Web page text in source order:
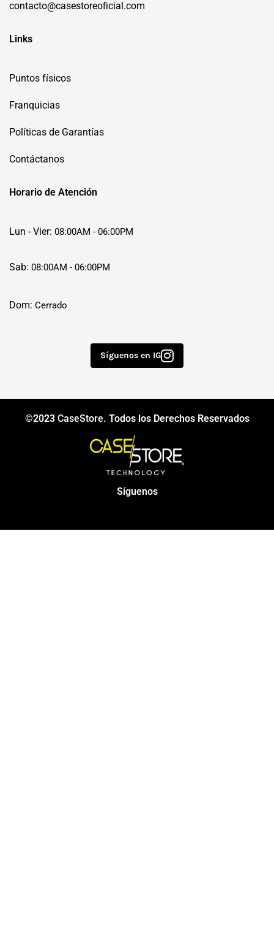
contacto@casestoreoficial.com
Links
Puntos físicos
Franquicias
Políticas de Garantías
Contáctanos
Horario de Atención
Lun - Vier: 08:00AM - 06:00PM
Sab: 08:00AM - 06:00PM
Dom: Cerrado
Síguenos en IG
©2023 CaseStore. Todos los Derechos Reservados
Síguenos